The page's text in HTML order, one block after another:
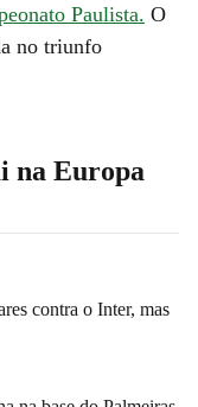
Paulista. O
no triunfo
na Europa
contra o Inter, mas